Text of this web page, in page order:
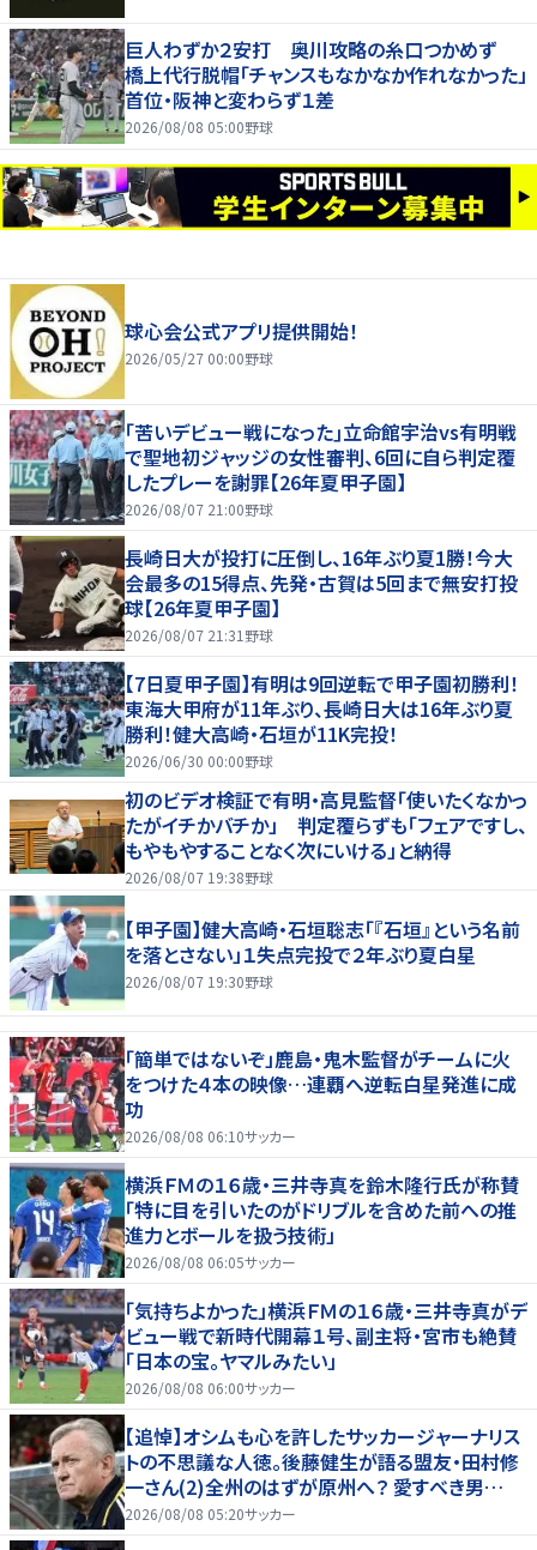
巨人わずか２安打 奥川攻略の糸口つかめず
橋上代行脱帽「チャンスもなかなか作れなかった」
首位・阪神と変わらず１差
2026/08/08 05:00野球
球心会公式アプリ提供開始！
2026/05/27 00:00野球
｢苦いデビュー戦になった｣立命館宇治vs有明戦
で聖地初ジャッジの女性審判、6回に自ら判定覆
したプレーを謝罪【26年夏甲子園】
2026/08/07 21:00野球
長崎日大が投打に圧倒し、16年ぶり夏1勝！今大
会最多の15得点、先発・古賀は5回まで無安打投
球【26年夏甲子園】
2026/08/07 21:31 野球
【7日夏甲子園】有明は9回逆転で甲子園初勝利！
東海大甲府が11年ぶり、長崎日大は16年ぶり夏
勝利！健大高崎・石垣が11K完投！
2026/06/30 00:00野球
初のビデオ検証で有明・高見監督「使いたくなかっ
たがイチかバチか」 判定覆らずも「フェアですし、
もやもやすることなく次にいける」と納得
2026/08/07 19:38野球
【甲子園】健大高崎・石垣聡志「『石垣』という名前
を落とさない」１失点完投で２年ぶり夏白星
2026/08/07 19:30野球
「簡単ではないぞ」鹿島・鬼木監督がチームに火
をつけた４本の映像…連覇へ逆転白星発進に成
功
2026/08/08 06:10サッカー
横浜ＦＭの１６歳・三井寺真を鈴木隆行氏が称賛
「特に目を引いたのがドリブルを含めた前への推
進力とボールを扱う技術」
2026/08/08 06:05サッカー
「気持ちよかった」横浜ＦＭの１６歳・三井寺真がデ
ビュー戦で新時代開幕１号、副主将・宮市も絶賛
「日本の宝。ヤマルみたい」
2026/08/08 06:00サッカー
【追悼】オシムも心を許したサッカージャーナリス
トの不思議な人徳。後藤健生が語る盟友・田村修
一さん(2)全州のはずが原州へ？ 愛すべき男
の“大迷子”伝説
2026/08/08 05:20サッカー